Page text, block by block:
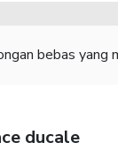
bebas
ducale